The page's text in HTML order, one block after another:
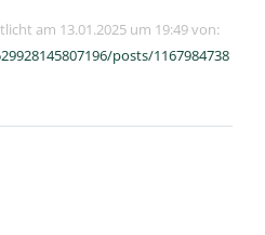
am 13.01.2025 um 19:49 von:
posts/1167984738